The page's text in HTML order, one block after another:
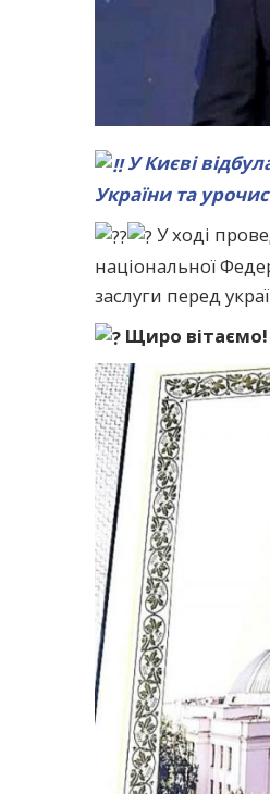
У Києві
України та
У ході
національної
заслуги перед
Щиро вітаємо!